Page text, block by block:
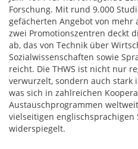
Forschung. Mit rund 9.000
gefächerten Angebot von mehr
zwei Promotionszentren deckt
ab, das von Technik über
Sozialwissenschaften sowie
reicht. Die THWS ist nicht nur
verwurzelt, sondern auch stark
was sich in zahlreichen
Austauschprogrammen
vielseitigen englischsprachigen
widerspiegelt.